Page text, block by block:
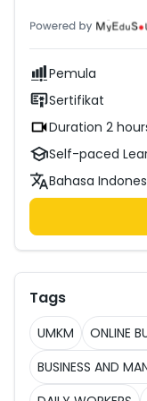
Pemula
Sertifikat
Duration 2
Self-paced
Bahasa
Tags
UMKM
ONLINE
BUSINESS AND